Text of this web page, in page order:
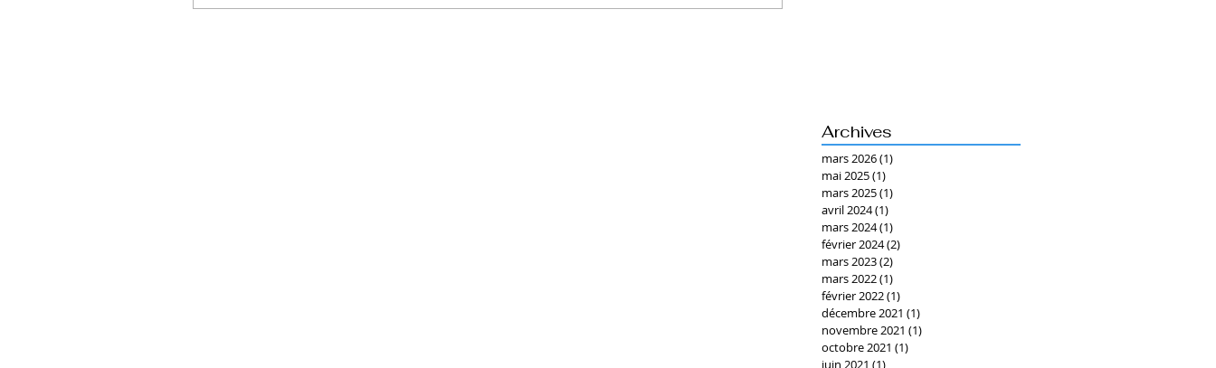
Archives
mars 2026(1)
mai 2025(1)
mars 2025(1)
avril 2024(1)
mars 2024(1)
février 2024(2)
mars 2023(2)
mars 2022(1)
février 2022(1)
décembre 2021 (1)
novembre 2021 (1)
octobre 2021 (1)
juin 2021 (1)